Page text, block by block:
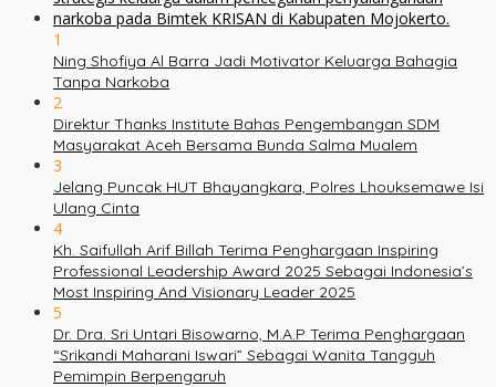
1
Ning Shofiya Al Barra Jadi Motivator Keluarga Bahagia
Tanpa Narkoba
2
Direktur Thanks Institute Bahas Pengembangan SDM
Masyarakat Aceh Bersama Bunda Salma Mualem
3
Jelang Puncak HUT Bhayangkara, Polres Lhouksemawe Isi
Ulang Cinta
4
Kh. Saifullah Arif Billah Terima Penghargaan Inspiring
Professional Leadership Award 2025 Sebagai Indonesia’s
Most Inspiring And Visionary Leader 2025
5
Dr. Dra. Sri Untari Bisowarno, M.A.P Terima Penghargaan
“Srikandi Maharani Iswari” Sebagai Wanita Tangguh
Pemimpin Berpengaruh